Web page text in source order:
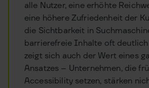
alle Nutzer, eine erhöhte
eine höhere Zufriedenheit der
die Sichtbarkeit in
barrierefreie Inhalte oft
zeigt sich auch der Wert eines
Ansatzes – Unternehmen, die
Accessibility setzen, stärken